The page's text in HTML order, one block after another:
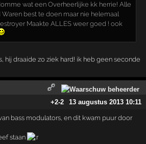
wat een Overheerlijke kk herrie! Alle
best te doen maar nie helemaal
Maakte ALLES weer goed ! ook
hij draaide zo ziek hard! ik heb geen seconde
+2-2 13 augustus 2013 10:11
bass modulators, en dit kwam puur door
staan